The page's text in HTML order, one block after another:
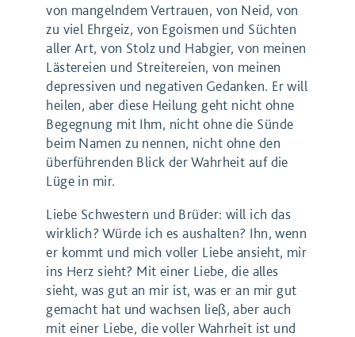
von mangelndem Vertrauen, von Neid, von
zu viel Ehrgeiz, von Egoismen und Süchten
aller Art, von Stolz und Habgier, von meinen
Lästereien und Streitereien, von meinen
depressiven und negativen Gedanken. Er will
heilen, aber diese Heilung geht nicht ohne
Begegnung mit Ihm, nicht ohne die Sünde
beim Namen zu nennen, nicht ohne den
überführenden Blick der Wahrheit auf die
Lüge in mir.
Liebe Schwestern und Brüder: will ich das
wirklich? Würde ich es aushalten? Ihn, wenn
er kommt und mich voller Liebe ansieht, mir
ins Herz sieht? Mit einer Liebe, die alles
sieht, was gut an mir ist, was er an mir gut
gemacht hat und wachsen ließ, aber auch
mit einer Liebe, die voller Wahrheit ist und